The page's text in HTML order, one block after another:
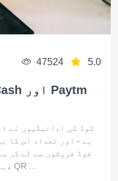
47524 5.0
کوڈ کی ادائیگیوں نے
ہے - اور تعداد اس کا
فوڈ فروشوں سے لے کر
ہندوستان بھر میں چھوٹی دکانوں تک، QR ...